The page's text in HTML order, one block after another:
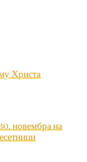
Христа
новембра на